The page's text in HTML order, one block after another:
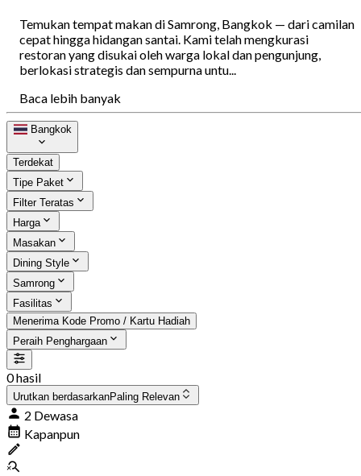
Temukan tempat makan di Samrong, Bangkok — dari camilan
cepat hingga hidangan santai. Kami telah mengkurasi
restoran yang disukai oleh warga lokal dan pengunjung,
berlokasi strategis dan sempurna untu...
Baca lebih banyak
Bangkok
Terdekat
Tipe Paket
Filter Teratas
Harga
Masakan
Dining Style
Samrong
Fasilitas
Menerima Kode Promo / Kartu Hadiah
Peraih Penghargaan
0 hasil
Urutkan berdasarkanPaling Relevan
2 Dewasa
Kapanpun